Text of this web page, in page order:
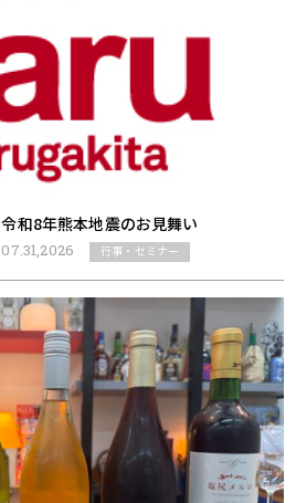
令和8年熊本地震のお見舞い
07.31,2026 行事・セミナー